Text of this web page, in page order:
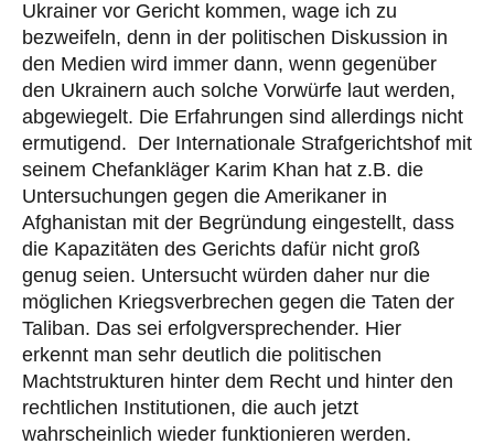
Ukrainer vor Gericht kommen, wage ich zu
bezweifeln, denn in der politischen Diskussion in
den Medien wird immer dann, wenn gegenüber
den Ukrainern auch solche Vorwürfe laut werden,
abgewiegelt. Die Erfahrungen sind allerdings nicht
ermutigend. Der Internationale Strafgerichtshof mit
seinem Chefankläger Karim Khan hat z.B. die
Untersuchungen gegen die Amerikaner in
Afghanistan mit der Begründung eingestellt, dass
die Kapazitäten des Gerichts dafür nicht groß
genug seien. Untersucht würden daher nur die
möglichen Kriegsverbrechen gegen die Taten der
Taliban. Das sei erfolgversprechender. Hier
erkennt man sehr deutlich die politischen
Machtstrukturen hinter dem Recht und hinter den
rechtlichen Institutionen, die auch jetzt
wahrscheinlich wieder funktionieren werden.